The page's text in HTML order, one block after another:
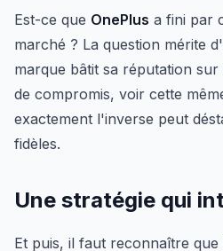
Est-ce que OnePlus a fini par
marché ? La question mérite
marque bâtit sa réputation sur
de compromis, voir cette
exactement l'inverse peut
fidèles.
Une stratégie qui
Et puis, il faut reconnaître que